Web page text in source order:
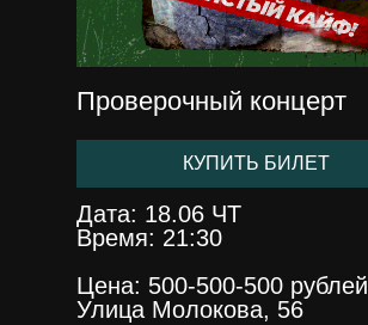
КУПИТЬ БИЛЕТ
Дата: 18.06 ЧТ
Время: 21:30
Цена: 500-500-500 рублей
Улица Молокова, 56
Проверочный концерт